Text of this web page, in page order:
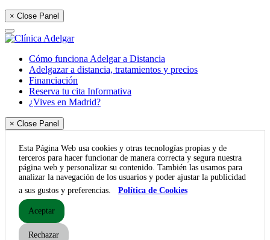
× Close Panel
Cómo funciona Adelgar a Distancia
Adelgazar a distancia, tratamientos y precios
Financiación
Reserva tu cita Informativa
¿Vives en Madrid?
× Close Panel
Esta Página Web usa cookies y otras tecnologías propias y de
terceros para hacer funcionar de manera correcta y segura nuestra
página web y personalizar su contenido. También las usamos para
analizar la navegación de los usuarios y poder ajustar la publicidad
a sus gustos y preferencias.
Política de Cookies
Aceptar
Rechazar